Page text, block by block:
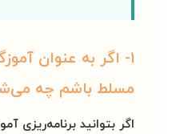
۱- اگر به عنوان
مسلط باشم چه
اگر بتوانید برنامه‌ریزی